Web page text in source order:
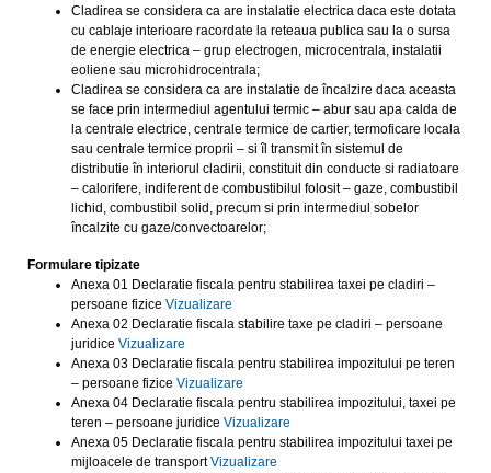
Cladirea se considera ca are instalatie electrica daca este dotata
cu cablaje interioare racordate la reteaua publica sau la o sursa
de energie electrica – grup electrogen, microcentrala, instalatii
eoliene sau microhidrocentrala;
Cladirea se considera ca are instalatie de încalzire daca aceasta
se face prin intermediul agentului termic – abur sau apa calda de
la centrale electrice, centrale termice de cartier, termoficare locala
sau centrale termice proprii – si îl transmit în sistemul de
distributie în interiorul cladirii, constituit din conducte si radiatoare
– calorifere, indiferent de combustibilul folosit – gaze, combustibil
lichid, combustibil solid, precum si prin intermediul sobelor
încalzite cu gaze/convectoarelor;
Formulare tipizate
Anexa 01 Declaratie fiscala pentru stabilirea taxei pe cladiri –
persoane fizice Vizualizare
Anexa 02 Declaratie fiscala stabilire taxe pe cladiri – persoane
juridice Vizualizare
Anexa 03 Declaratie fiscala pentru stabilirea impozitului pe teren
– persoane fizice Vizualizare
Anexa 04 Declaratie fiscala pentru stabilirea impozitului, taxei pe
teren – persoane juridice Vizualizare
Anexa 05 Declaratie fiscala pentru stabilirea impozitului taxei pe
mijloacele de transportVizualizare